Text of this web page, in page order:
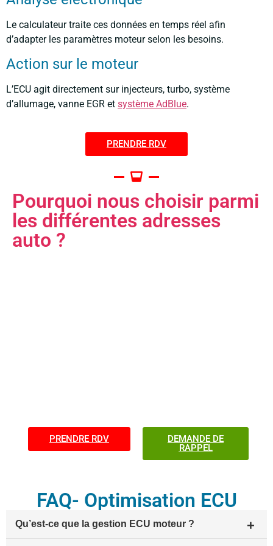
Le calculateur traite ces données en temps réel afin
d’adapter les paramètres moteur selon les besoins.
Action sur le moteur
L’ECU agit directement sur injecteurs, turbo, système
d’allumage, vanne EGR et système AdBlue.
PRENDRE RDV
Pourquoi nous choisir parmi
les différentes adresses
auto ?
PRENDRE RDV
DEMANDE DE
RAPPEL
FAQ- Optimisation ECU
Qu’est-ce que la gestion ECU moteur ?